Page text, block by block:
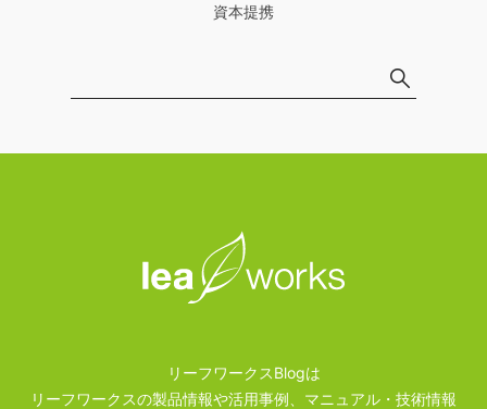
資本提携
リーフワークスBlogは
リーフワークスの製品情報や活用事例、マニュアル・技術情報